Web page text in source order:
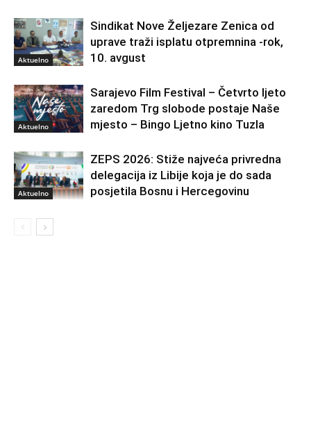
Aktuelno
Sindikat Nove Željezare Zenica od
uprave traži isplatu otpremnina -rok,
10. avgust
Aktuelno
Sarajevo Film Festival – Četvrto ljeto
zaredom Trg slobode postaje Naše
mjesto – Bingo Ljetno kino Tuzla
Aktuelno
ZEPS 2026: Stiže najveća privredna
delegacija iz Libije koja je do sada
posjetila Bosnu i Hercegovinu